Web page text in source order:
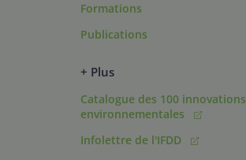
Formations
Publications
+ Plus
Catalogue des 100 innovations
environnementales
Infolettre de l'IFDD